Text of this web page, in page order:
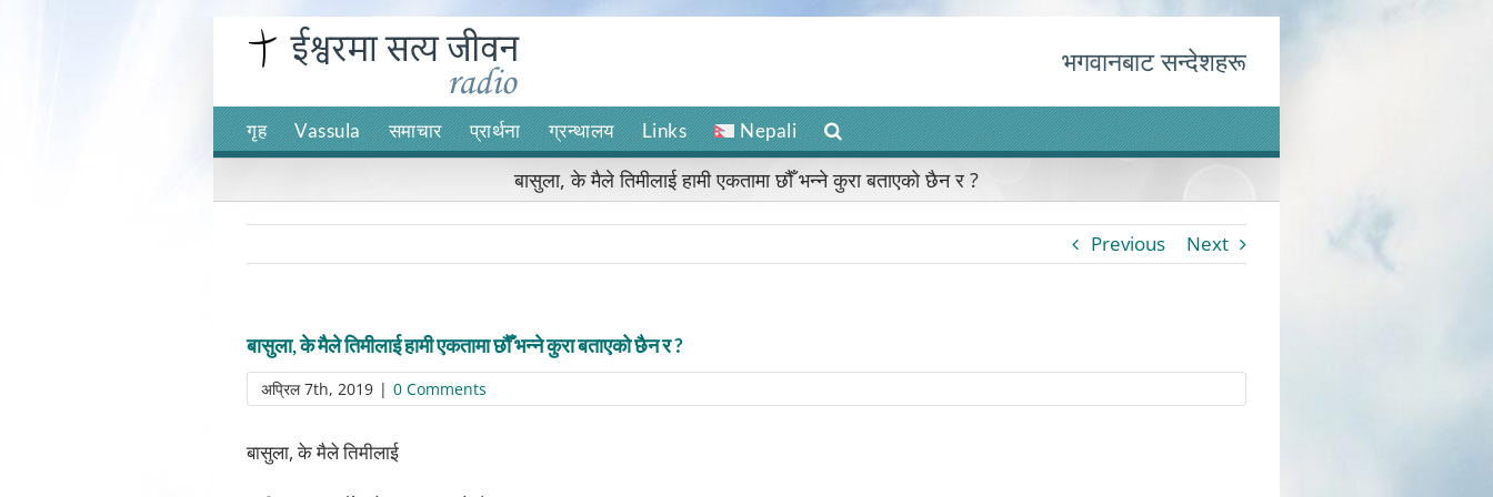
भगवानबाट सन्देशहरू
गृह Vassula समाचार प्रार्थना ग्रन्थालय Links Nepali
बासुला, के मैले तिमीलाई हामी एकतामा छौँ भन्ने कुरा बताएको छैन र ?
Previous Next
बासुला, के मैले तिमीलाई हामी एकतामा छौँ भन्ने कुरा बताएको छैन र ?
अप्रिल 7th, 2019 | 0 Comments
बासुला, के मैले तिमीलाई